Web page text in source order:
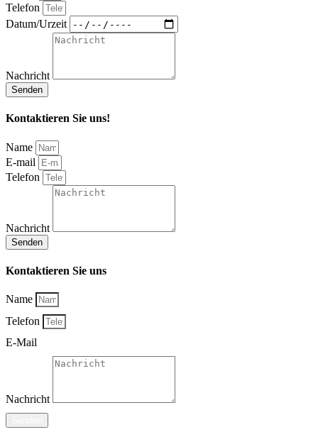
Telefon
Datum/Urzeit
Nachricht
Senden
Kontaktieren Sie uns!
Name
E-mail
Telefon
Nachricht
Senden
Kontaktieren Sie uns
Name
Telefon
E-Mail
Nachricht